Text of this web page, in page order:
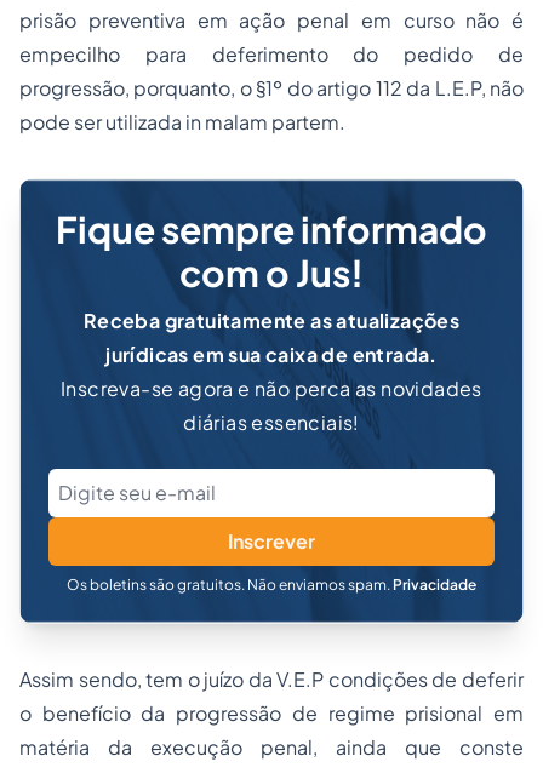
prisão preventiva em ação penal em curso não é
empecilho para deferimento do pedido de
progressão, porquanto, o §1º do artigo 112 da L.E.P, não
pode ser utilizada in malam partem.
Fique sempre informado
com o Jus!
Receba gratuitamente as atualizações
jurídicas em sua caixa de entrada.
Inscreva-se agora e não perca as novidades
diárias essenciais!
Inscrever
Os boletins são gratuitos. Não enviamos spam. Privacidade
Assim sendo, tem o juízo da V.E.P condições de deferir
o benefício da progressão de regime prisional em
matéria da execução penal, ainda que conste